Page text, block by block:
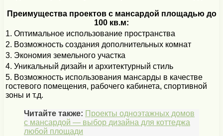
Преимущества проектов с мансардой площадью до
100 кв.м:
1. Оптимальное использование пространства
2. Возможность создания дополнительных комнат
3. Экономия земельного участка
4. Уникальный дизайн и архитектурный стиль
5. Возможность использования мансарды в качестве
гостевого помещения, рабочего кабинета, спортивной
зоны и т.д.
Читайте также: Проекты одноэтажных домов
с мансардой — выбор дизайна для коттеджа
любой площади